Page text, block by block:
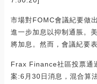
市場對FOMC會議紀要做
進一步加息以抑制通脹。
將加息。然而，會議紀要
Frax Finance社區投票通
案:6月30日消息，混合算